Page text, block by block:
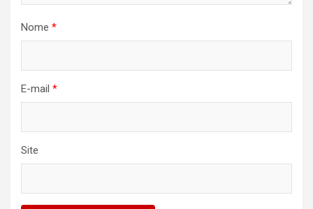
Nome *
E-mail *
Site